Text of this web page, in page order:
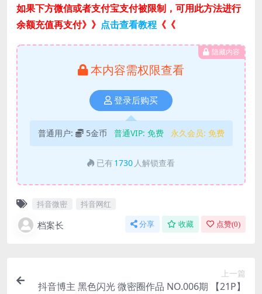
如果下方微信或者支付宝支付被限制，可用此方法进行
余额充值再支付》》 点击查看教程 《《
隐藏内容
本内容需权限查看
登录后购买
普通用户: 5金币 普通VIP: 免费 永久会员: 免费
已有 1730 人解锁查看
抖音微密 抖音网红
档案长 分享 收藏 点赞(0)
上一篇
抖音博主 黑色闪光 微密圈作品 NO.006期 【21P】